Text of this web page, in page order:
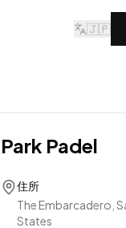
🇯🇵
Park Padel
住所
The Embarcadero,
States